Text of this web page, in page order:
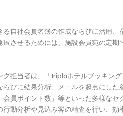
自社会員名簿の作成ならびに活用
させるためには、施設会員宛の定
担当者は、「triplaホテルブッキン
びに結果分析、メールを起点にした
員ポイント数」等といった多様な
動分析や見込み客の精査を行い、効